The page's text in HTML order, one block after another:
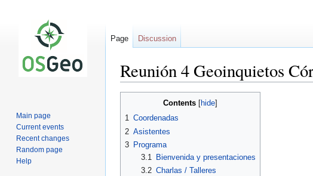
Reunión 4 Geoinquietos
Contents
1 Coordenadas
2 Asistentes
3 Programa
3.1
Bienvenida y presentaciones
3.2 Charlas / Talleres
Page Discussion
Main page
Current events
Recent changes
Random page
Help